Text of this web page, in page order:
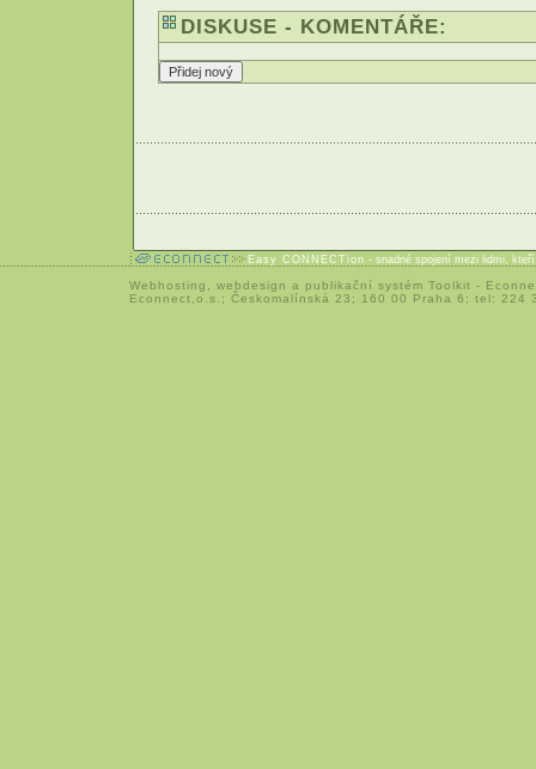
DISKUSE - KOMENTÁŘE:
Easy CONNECTion - snadné spojení mezi lidmi,
Webhosting webdesign a publikační systém Toolkit -
Econnect,o.s.; Českomalínská 23; 160 00 Praha 6; tel: 224